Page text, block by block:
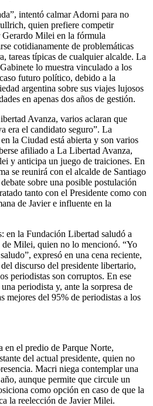
intentó calmar Adorni para no
quien prefiere competir
Gerardo Milei en la fórmula
cotidianamente de problemáticas
tareas típicas de cualquier alcalde. La
lo muestra vinculado a los
futuro político, debido a la
argentina sobre sus viajes lujosos
en apenas dos años de gestión.
Avanza, varios aclaran que
era el candidato seguro”. La
la Ciudad está abierta y son varios
afiliado a La Libertad Avanza,
y anticipa un juego de traiciones. En
se reunirá con el alcalde de Santiago
sobre una posible postulación
tanto con el Presidente como con
de Javier e influente en la
en la Fundación Libertad saludó a
Milei, quien no lo mencionó. “Yo
expresó en una cena reciente,
discurso del presidente libertario,
periodistas son corruptos. En ese
periodista y, ante la sorpresa de
mejores del 95% de periodistas a los
en el predio de Parque Norte,
del actual presidente, quien no
Macri niega contemplar una
aunque permite que circule un
como opción en caso de que la
la reelección de Javier Milei.